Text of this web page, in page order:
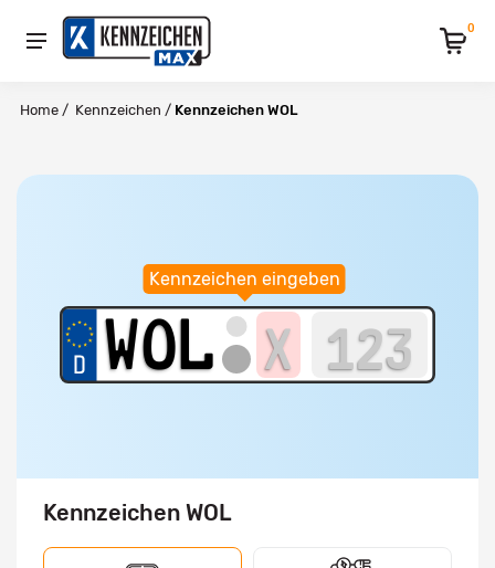
0
Home / Kennzeichen / Kennzeichen WOL
Kennzeichen eingeben
Kennzeichen WOL